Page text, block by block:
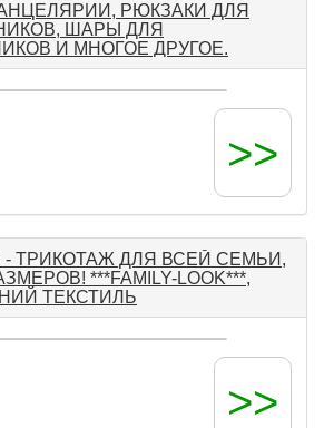
РЮКЗАКИ ДЛЯ
ШАРЫ ДЛЯ
И МНОГОЕ ДРУГОЕ.
>>
- ТРИКОТАЖ ДЛЯ ВСЕЙ СЕМЬИ,
***FAMILY-LOOK***,
ТЕКСТИЛЬ
>>